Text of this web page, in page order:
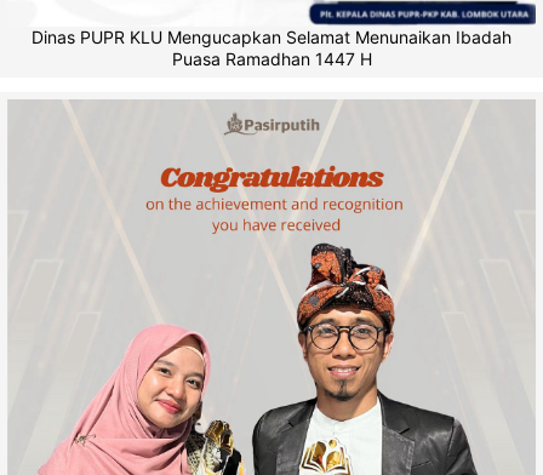
Dinas PUPR KLU Mengucapkan Selamat Menunaikan Ibadah
Puasa Ramadhan 1447 H